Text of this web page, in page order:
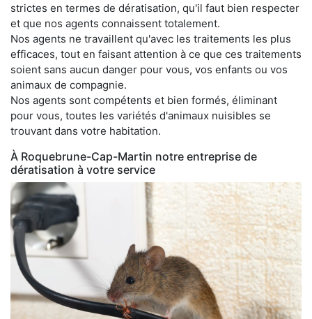
strictes en termes de dératisation, qu'il faut bien respecter
et que nos agents connaissent totalement.
Nos agents ne travaillent qu'avec les traitements les plus
efficaces, tout en faisant attention à ce que ces traitements
soient sans aucun danger pour vous, vos enfants ou vos
animaux de compagnie.
Nos agents sont compétents et bien formés, éliminant
pour vous, toutes les variétés d'animaux nuisibles se
trouvant dans votre habitation.
À Roquebrune-Cap-Martin notre entreprise de
dératisation à votre service